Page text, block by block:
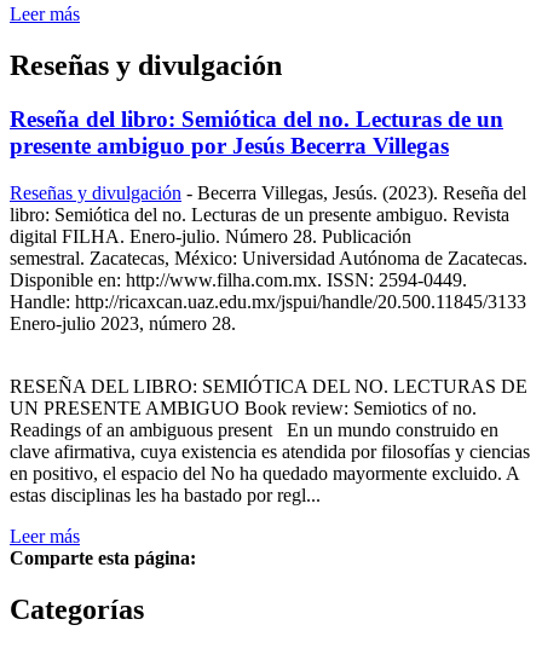
Leer más
Reseñas y divulgación
Reseña del libro: Semiótica del no. Lecturas de un
presente ambiguo por Jesús Becerra Villegas
Reseñas y divulgación - Becerra Villegas, Jesús. (2023). Reseña del
libro: Semiótica del no. Lecturas de un presente ambiguo. Revista
digital FILHA. Enero-julio. Número 28. Publicación
semestral. Zacatecas, México: Universidad Autónoma de Zacatecas.
Disponible en: http://www.filha.com.mx. ISSN: 2594-0449.
Handle: http://ricaxcan.uaz.edu.mx/jspui/handle/20.500.11845/3133
Enero-julio 2023, número 28.
RESEÑA DEL LIBRO: SEMIÓTICA DEL NO. LECTURAS DE
UN PRESENTE AMBIGUO Book review: Semiotics of no.
Readings of an ambiguous present En un mundo construido en
clave afirmativa, cuya existencia es atendida por filosofías y ciencias
en positivo, el espacio del No ha quedado mayormente excluido. A
estas disciplinas les ha bastado por regl...
Leer más
Comparte esta página:
Categorías